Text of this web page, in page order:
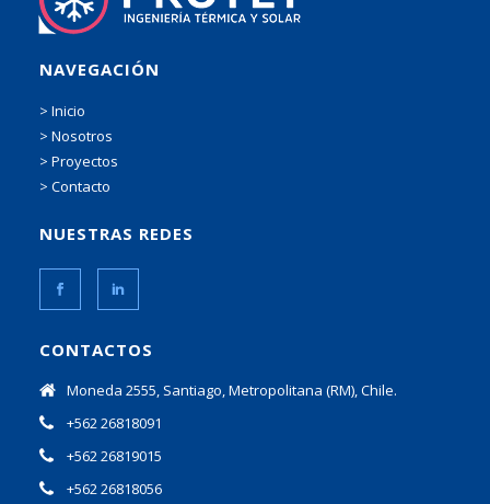
NAVEGACIÓN
> Inicio
> Nosotros
> Proyectos
> Contacto
NUESTRAS REDES
CONTACTOS
Moneda 2555, Santiago, Metropolitana (RM), Chile.
+562 26818091
+562 26819015
+562 26818056